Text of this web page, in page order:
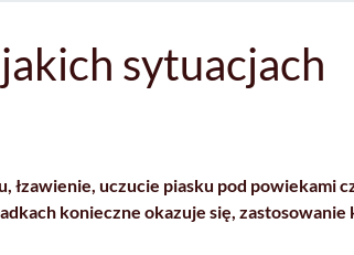
sytuacjach
łzawienie, uczucie piasku pod powiekami
konieczne okazuje się, zastosowanie